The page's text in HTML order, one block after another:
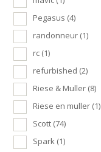
Pegasus (4)
randonneur (1)
rc (1)
refurbished (2)
Riese & Muller (8)
Riese en muller (1)
Scott (74)
Spark (1)